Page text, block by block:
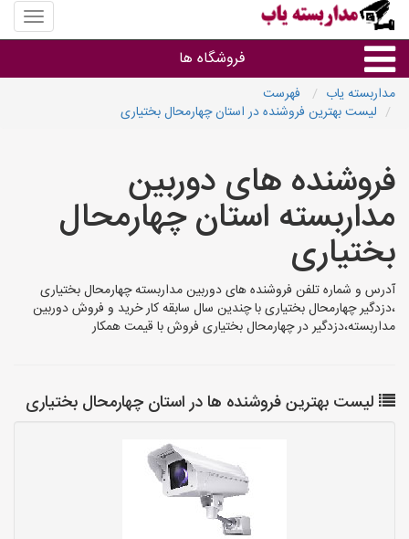
منوی
سایت
یاب
فروشگاه ها
براساس مشخصات ظاهری
براساس برند
فروشندگان دوربین مداربسته
مداربسته یاب
فهرست
لیست بهترین فروشنده در استان چهارمحال بختیاری
فروشنده های دوربین
مداربسته استان چهارمحال
بختیاری
آدرس و شماره تلفن فروشنده های دوربین مداربسته چهارمحال بختیاری
،دزدگیر چهارمحال بختیاری با چندین سال سابقه کار خرید و فروش دوربین
مداربسته،دزدگیر در چهارمحال بختیاری فروش با قیمت همکار
لیست بهترین فروشنده ها در استان چهارمحال بختیاری